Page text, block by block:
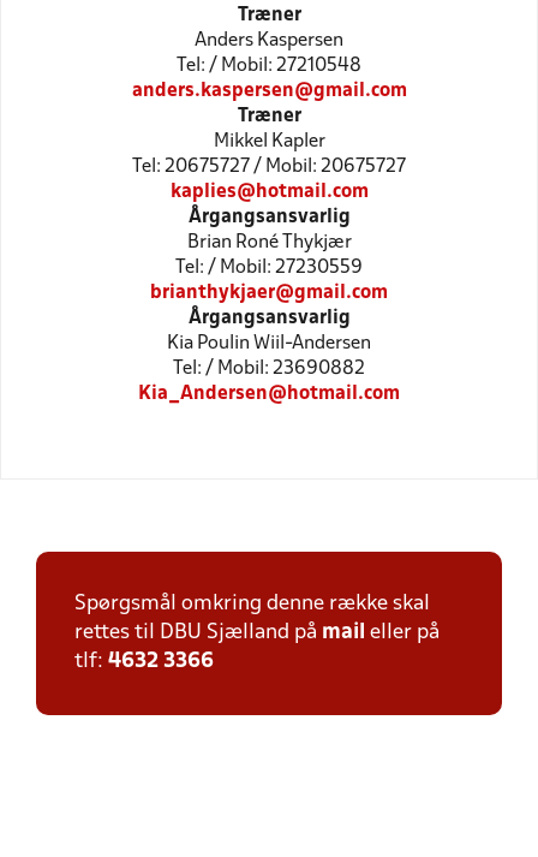
Træner
Anders Kaspersen
Tel: / Mobil: 27210548
anders.kaspersen@gmail.com
Træner
Mikkel Kapler
Tel: 20675727 / Mobil: 20675727
kaplies@hotmail.com
Årgangsansvarlig
Brian Roné Thykjær
Tel: / Mobil: 27230559
brianthykjaer@gmail.com
Årgangsansvarlig
Kia Poulin Wiil-Andersen
Tel: / Mobil: 23690882
Kia_Andersen@hotmail.com
Spørgsmål omkring denne række skal
rettes til DBU Sjælland på mail eller på
tlf: 4632 3366